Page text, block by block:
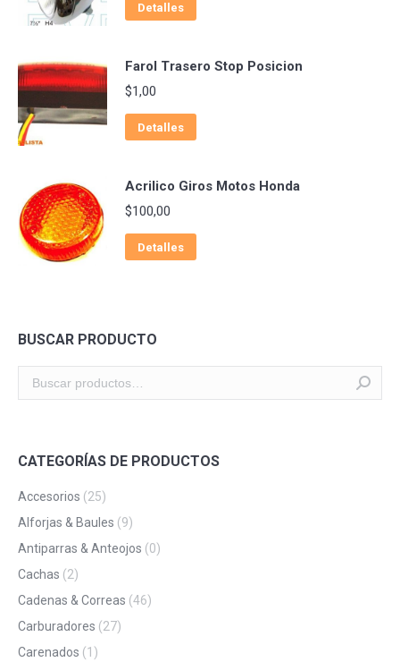
Detalles
Farol Trasero Stop Posicion
$1,00
Detalles
Acrilico Giros Motos Honda
$100,00
Detalles
BUSCAR PRODUCTO
CATEGORÍAS DE PRODUCTOS
Accesorios (25)
Alforjas & Baules (9)
Antiparras & Anteojos (0)
Cachas (2)
Cadenas & Correas (46)
Carburadores (27)
Carenados (1)